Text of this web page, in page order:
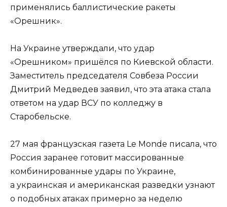
применялись баллистические ракеты
«Орешник».
На Украине утверждали, что удар
«Орешником» пришёлся по Киевской области.
Заместитель председателя Совбеза России
Дмитрий Медведев заявил, что эта атака стала
ответом на удар ВСУ по колледжу в
Старобельске.
27 мая французская газета Le Monde писала, что
Россия заранее готовит массированные
комбинированные удары по Украине,
а украинская и американская разведки узнают
о подобных атаках примерно за неделю